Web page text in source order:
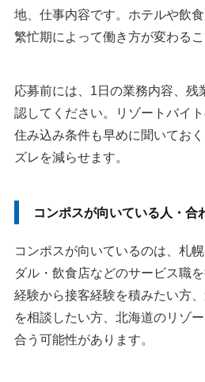
地、仕事内容です。ホテルや飲
繁忙期によって働き方が変わるこ
応募前には、1日の業務内容、残
認してください。リゾートバイ
住み込み条件も早めに聞いてお
ズレを減らせます。
コンポスが向いている人・合
コンポスが向いているのは、札
ダル・飲食店などのサービス職
経験から接客経験を積みたい方
を相談したい方、北海道のリゾ
合う可能性があります。